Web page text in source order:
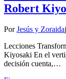
Robert
Por Jesús y Zoraida
Lecciones
Kiyosaki En el
decisión cuenta,…